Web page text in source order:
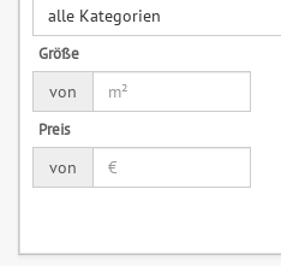
alle Kategorien
Größe
von
Preis
von